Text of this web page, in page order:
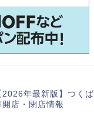
2026年最新版】つくば
開店・閉店情報